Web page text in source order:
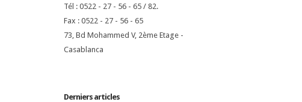
Tél : 0522 - 27 - 56 - 65 / 82.
Fax : 0522 - 27 - 56 - 65
73, Bd Mohammed V, 2ème Etage -
Casablanca
Derniers articles